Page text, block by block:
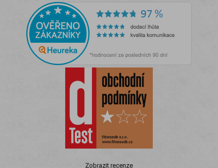
Zobrazit recenze